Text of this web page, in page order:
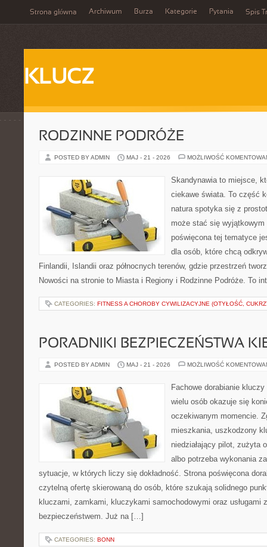
Strona główna Archiwum Burza Kategorie Pytania Spis
KLUCZ
RODZINNE PODRÓŻE
POSTED BY ADMIN MAJ - 21 - 2026 MOŻLIWOŚĆ
Skandynawia to miejsce,
ciekawe świata. To część
natura spotyka się z
może stać się
poświęcona tej tematyce
dla osób, które chcą
Finlandii, Islandii oraz północnych terenów, gdzie przestrzeń
Nowości na stronie to Miasta i Regiony i Rodzinne Podróże. To
CATEGORIES: FITNESS A CHOROBY CYWILIZACYJNE (OTYŁOŚĆ,
PORADNIKI BEZPIECZEŃSTWA
POSTED BY ADMIN MAJ - 21 - 2026 MOŻLIWOŚĆ
Fachowe dorabianie
wielu osób okazuje się
oczekiwanym momencie.
mieszkania, uszkodzony
niedziałający pilot, zużyta
albo potrzeba wykonania
sytuacje, w których liczy się dokładność. Strona poświęcona
czytelną ofertę skierowaną do osób, które szukają solidnego
kluczami, zamkami, kluczykami samochodowymi oraz usługami
bezpieczeństwem. Już na […]
CATEGORIES: BONN